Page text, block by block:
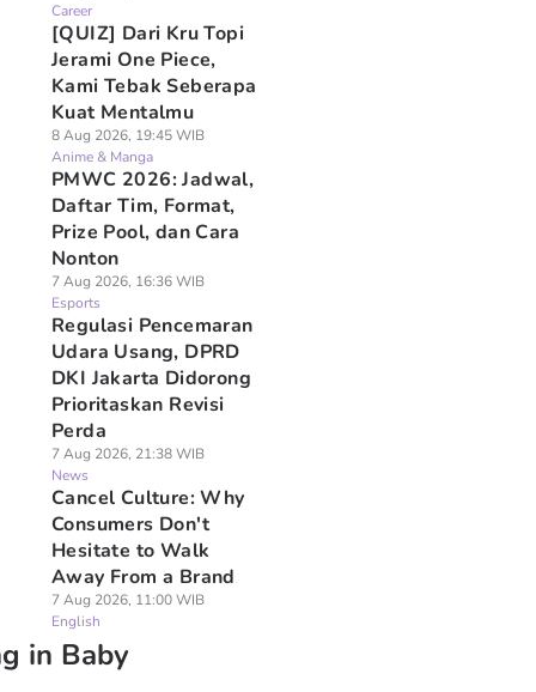
Career
[QUIZ] Dari Kru Topi
Jerami One Piece,
Kami Tebak Seberapa
Kuat Mentalmu
8 Aug 2026, 19:45 WIB
Anime & Manga
PMWC 2026: Jadwal,
Daftar Tim, Format,
Prize Pool, dan Cara
Nonton
7 Aug 2026, 16:36 WIB
Esports
Regulasi Pencemaran
Udara Usang, DPRD
DKI Jakarta Didorong
Prioritaskan Revisi
Perda
7 Aug 2026, 21:38 WIB
News
Cancel Culture: Why
Consumers Don't
Hesitate to Walk
Away From a Brand
7 Aug 2026, 11:00 WIB
English
in Baby